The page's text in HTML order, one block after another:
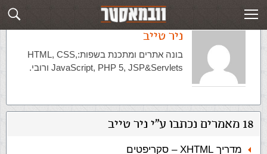
ניר טייב
בונה אתרים ומתכנת בשפות:HTML, CSS,
JavaScript, PHP 5, JSP&Servlets ורובי.
18 מאמרים נכתבו ע"י ניר טייב
מדריך XHTML – סקריפטים